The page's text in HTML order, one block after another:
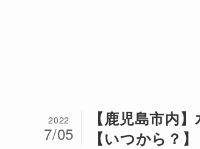
【鹿児島市内
【いつから？】
2022
7/05